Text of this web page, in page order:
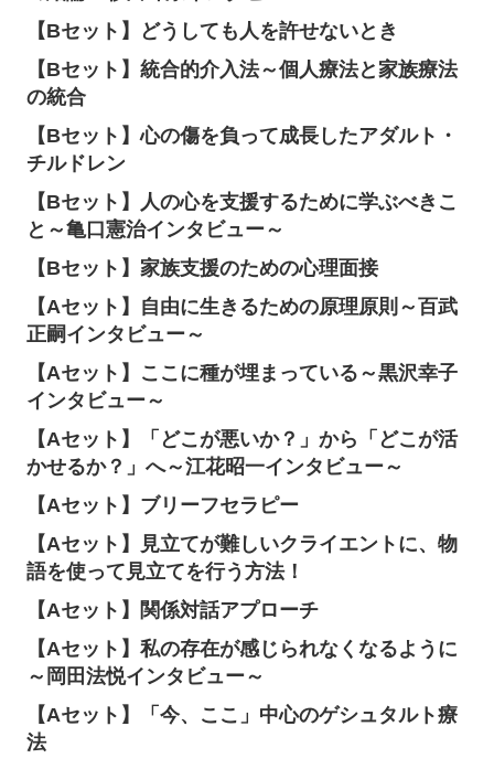
【Bセット】どうしても人を許せないとき
【Bセット】統合的介入法～個人療法と家族療法
の統合
【Bセット】心の傷を負って成長したアダルト・
チルドレン
【Bセット】人の心を支援するために学ぶべきこ
と～亀口憲治インタビュー～
【Bセット】家族支援のための心理面接
【Aセット】自由に生きるための原理原則～百武
正嗣インタビュー～
【Aセット】ここに種が埋まっている～黒沢幸子
インタビュー～
【Aセット】「どこが悪いか？」から「どこが活
かせるか？」へ～江花昭一インタビュー～
【Aセット】ブリーフセラピー
【Aセット】見立てが難しいクライエントに、物
語を使って見立てを行う方法！
【Aセット】関係対話アプローチ
【Aセット】私の存在が感じられなくなるように
～岡田法悦インタビュー～
【Aセット】「今、ここ」中心のゲシュタルト療
法